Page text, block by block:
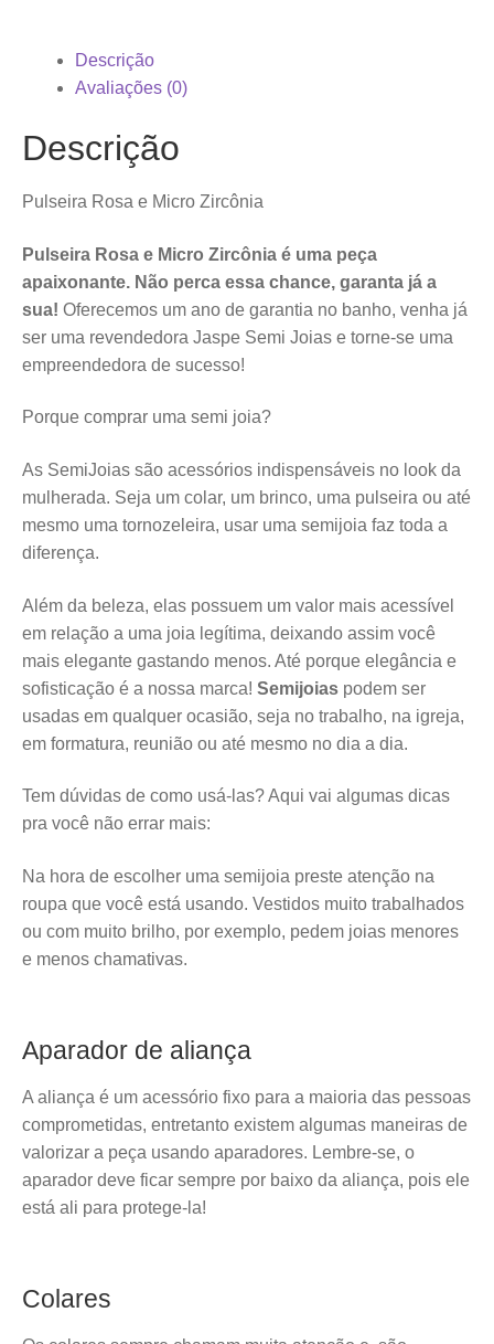
Descrição
Avaliações (0)
Descrição
Pulseira Rosa e Micro Zircônia
Pulseira Rosa e Micro Zircônia é uma peça
apaixonante. Não perca essa chance, garanta já a
sua! Oferecemos um ano de garantia no banho, venha já
ser uma revendedora Jaspe Semi Joias e torne-se uma
empreendedora de sucesso!
Porque comprar uma semi joia?
As SemiJoias são acessórios indispensáveis no look da
mulherada. Seja um colar, um brinco, uma pulseira ou até
mesmo uma tornozeleira, usar uma semijoia faz toda a
diferença.
Além da beleza, elas possuem um valor mais acessível
em relação a uma joia legítima, deixando assim você
mais elegante gastando menos. Até porque elegância e
sofisticação é a nossa marca! Semijoias podem ser
usadas em qualquer ocasião, seja no trabalho, na igreja,
em formatura, reunião ou até mesmo no dia a dia.
Tem dúvidas de como usá-las? Aqui vai algumas dicas
pra você não errar mais:
Na hora de escolher uma semijoia preste atenção na
roupa que você está usando. Vestidos muito trabalhados
ou com muito brilho, por exemplo, pedem joias menores
e menos chamativas.
Aparador de aliança
A aliança é um acessório fixo para a maioria das pessoas
comprometidas, entretanto existem algumas maneiras de
valorizar a peça usando aparadores. Lembre-se, o
aparador deve ficar sempre por baixo da aliança, pois ele
está ali para protege-la!
Colares